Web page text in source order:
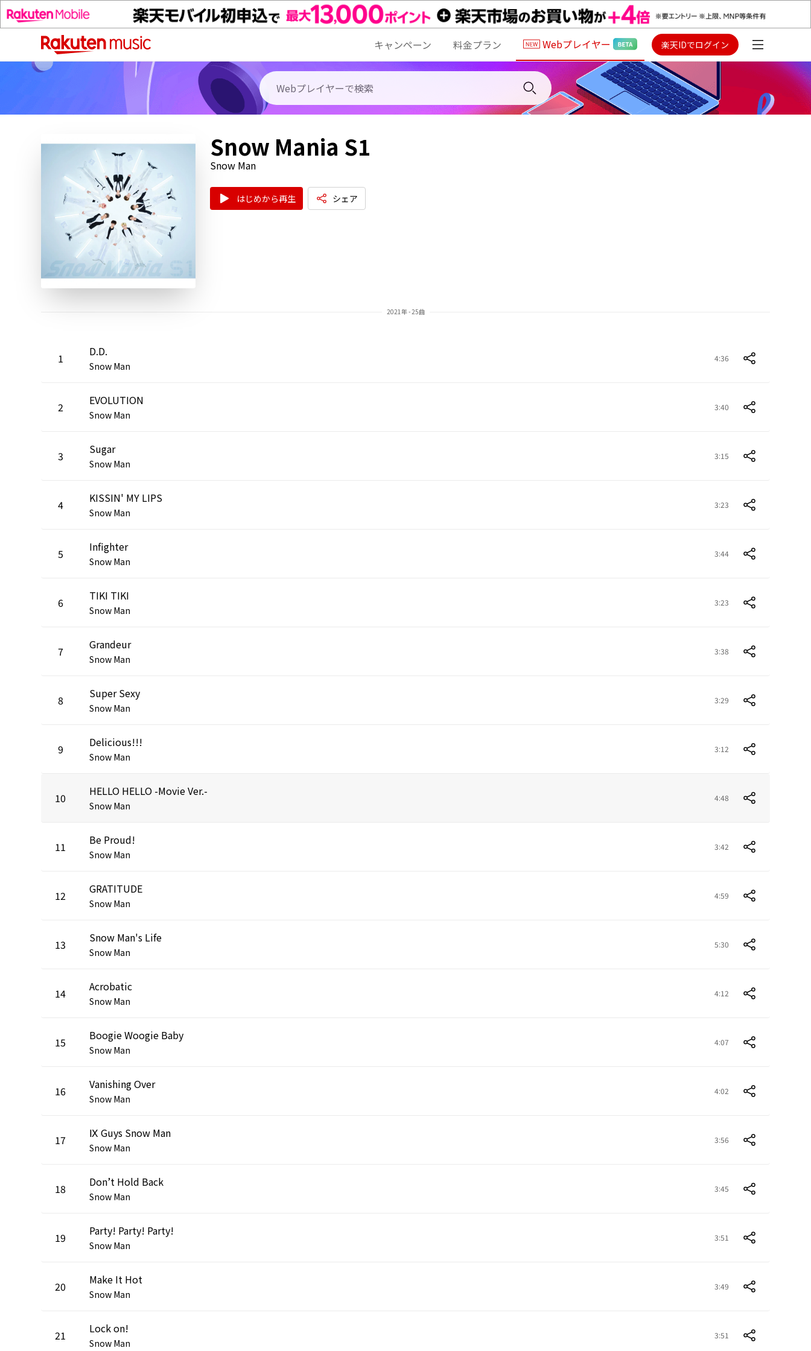
キャンペーン 料金プラン Webプレイヤー 楽天IDでログイン
Snow Mania S1
Snow Man
はじめから再生 シェア
2021年 - 25曲
1 D.D.
Snow Man
4:36
2 EVOLUTION
Snow Man
3:40
3 Sugar
Snow Man
3:15
4 KISSIN' MY LIPS
Snow Man
3:23
5 Infighter
Snow Man
3:44
6 TIKI TIKI
Snow Man
3:23
7 Grandeur
Snow Man
3:38
8 Super Sexy
Snow Man
3:29
9 Delicious!!!
Snow Man
3:12
10 HELLO HELLO -Movie Ver.-
Snow Man
4:48
11 Be Proud!
Snow Man
3:42
12 GRATITUDE
Snow Man
4:59
13 Snow Man's Life
Snow Man
5:30
14 Acrobatic
Snow Man
4:12
15 Boogie Woogie Baby
Snow Man
4:07
16 Vanishing Over
Snow Man
4:02
17 Ⅸ Guys Snow Man
Snow Man
3:56
18 Don’t Hold Back
Snow Man
3:45
19 Party! Party! Party!
Snow Man
3:51
20 Make It Hot
Snow Man
3:49
21 Lock on!
Snow Man
3:51